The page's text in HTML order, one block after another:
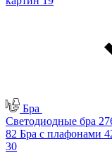
Бра
Светодиодные бра
82 Бра с плафонами
30